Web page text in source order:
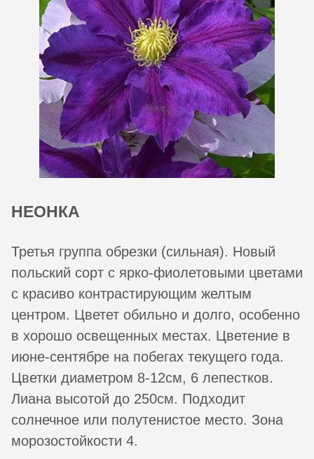
НЕОНКА
Третья группа обрезки (сильная). Новый
польский сорт с ярко-фиолетовыми цветами
с красиво контрастирующим желтым
центром. Цветет обильно и долго, особенно
в хорошо освещенных местах. Цветение в
июне-сентябре на побегах текущего года.
Цветки диаметром 8-12см, 6 лепестков.
Лиана высотой до 250см. Подходит
солнечное или полутенистое место. Зона
морозостойкости 4.